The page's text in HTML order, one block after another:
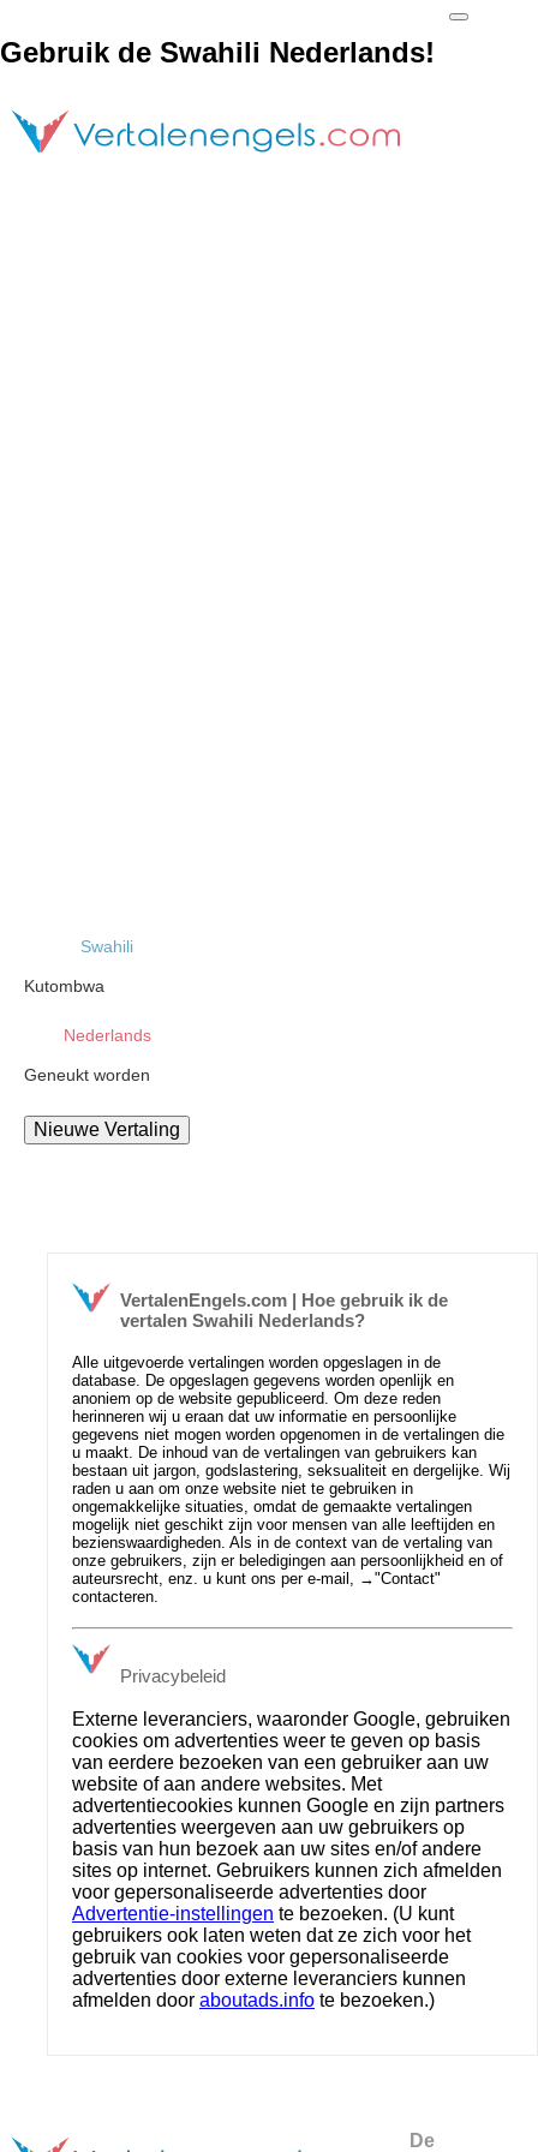
Gebruik de Swahili Nederlands!
Swahili
Kutombwa
Nederlands
Geneukt worden
VertalenEngels.com | Hoe gebruik ik de
vertalen Swahili Nederlands?
Alle uitgevoerde vertalingen worden opgeslagen in de
database. De opgeslagen gegevens worden openlijk en
anoniem op de website gepubliceerd. Om deze reden
herinneren wij u eraan dat uw informatie en persoonlijke
gegevens niet mogen worden opgenomen in de vertalingen die
u maakt. De inhoud van de vertalingen van gebruikers kan
bestaan uit jargon, godslastering, seksualiteit en dergelijke. Wij
raden u aan om onze website niet te gebruiken in
ongemakkelijke situaties, omdat de gemaakte vertalingen
mogelijk niet geschikt zijn voor mensen van alle leeftijden en
bezienswaardigheden. Als in de context van de vertaling van
onze gebruikers, zijn er beledigingen aan persoonlijkheid en of
auteursrecht, enz. u kunt ons per e-mail, →"Contact"
contacteren.
Privacybeleid
Externe leveranciers, waaronder Google, gebruiken
cookies om advertenties weer te geven op basis
van eerdere bezoeken van een gebruiker aan uw
website of aan andere websites. Met
advertentiecookies kunnen Google en zijn partners
advertenties weergeven aan uw gebruikers op
basis van hun bezoek aan uw sites en/of andere
sites op internet. Gebruikers kunnen zich afmelden
voor gepersonaliseerde advertenties door
Advertentie-instellingen te bezoeken. (U kunt
gebruikers ook laten weten dat ze zich voor het
gebruik van cookies voor gepersonaliseerde
advertenties door externe leveranciers kunnen
afmelden door aboutads.info te bezoeken.)
De